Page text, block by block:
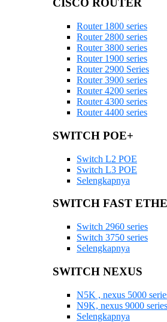
CISCO ROUTER
Router 1800 series
Router 2800 series
Router 3800 series
Router 1900 series
Router 2900 Series
Router 3900 series
Router 4200 series
Router 4300 series
Router 4400 series
SWITCH POE+
Switch L2 POE
Switch L3 POE
Selengkapnya
SWITCH FAST
Switch 2960 series
Switch 3750 series
Selengkapnya
SWITCH NEXUS
N5K , nexus 5000
N9K, nexus 9000 series
Selengkapnya